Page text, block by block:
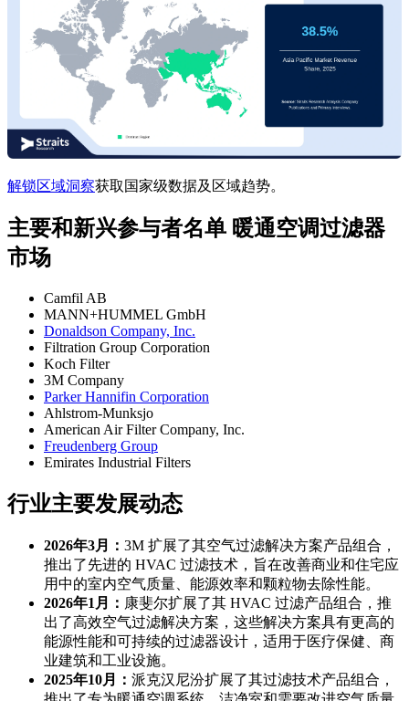
解锁区域洞察获取国家级数据及区域趋势。
主要和新兴参与者名单 暖通空调过滤器
市场
Camfil AB
MANN+HUMMEL GmbH
Donaldson Company, Inc.
Filtration Group Corporation
Koch Filter
3M Company
Parker Hannifin Corporation
Ahlstrom-Munksjo
American Air Filter Company, Inc.
Freudenberg Group
Emirates Industrial Filters
行业主要发展动态
2026年3月： 3M 扩展了其空气过滤解决方案产品组合，
推出了先进的 HVAC 过滤技术，旨在改善商业和住宅应
用中的室内空气质量、能源效率和颗粒物去除性能。
2026年1月： 康斐尔扩展了其 HVAC 过滤产品组合，推
出了高效空气过滤解决方案，这些解决方案具有更高的
能源性能和可持续的过滤器设计，适用于医疗保健、商
业建筑和工业设施。
2025年10月： 派克汉尼汾扩展了其过滤技术产品组合，